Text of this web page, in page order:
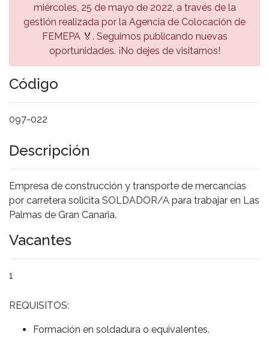
miércoles, 25 de mayo de 2022, a través de la
gestión realizada por la Agencia de Colocación de
FEMEPA 🏅. Seguimos publicando nuevas
oportunidades. ¡No dejes de visitarnos!
Código
097-022
Descripción
Empresa de construcción y transporte de mercancías
por carretera solicita SOLDADOR/A para trabajar en Las
Palmas de Gran Canaria.
Vacantes
1
REQUISITOS:
Formación en soldadura o equivalentes.